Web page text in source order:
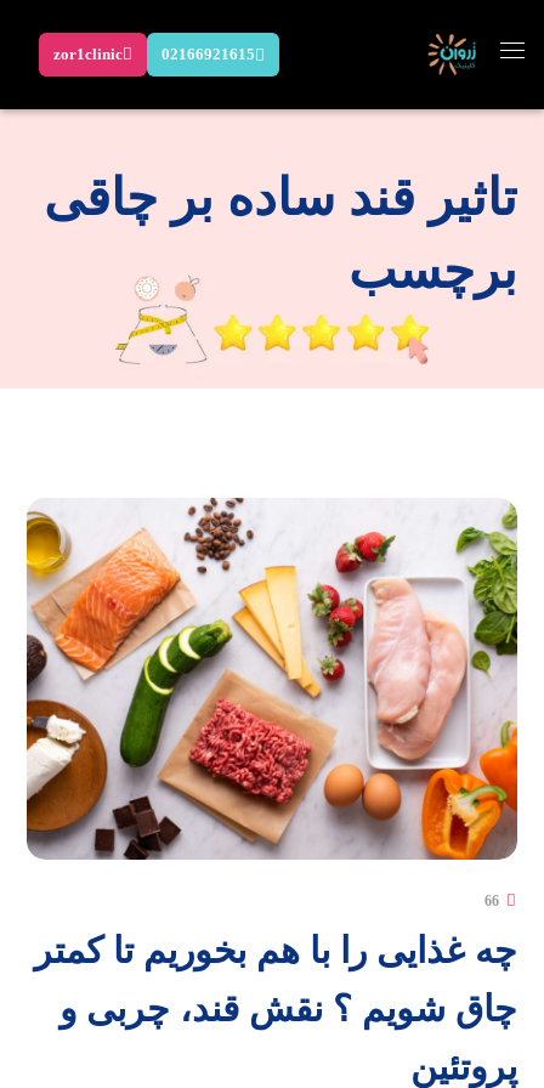
02166921615
zor1clinic
تاثیر قند ساده بر چاقی
برچسب
66
چه غذایی را با هم بخوریم تا کمتر
چاق شویم ؟ نقش قند، چربی و
پروتئین